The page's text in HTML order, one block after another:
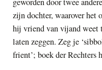
zijn dochter, waarover het
hij vriend van vijand weet
laten zeggen. Zeg je
frient’; boek der Rechters